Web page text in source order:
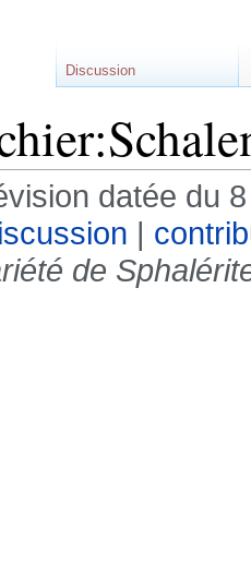
datée du
|
de
Discussion